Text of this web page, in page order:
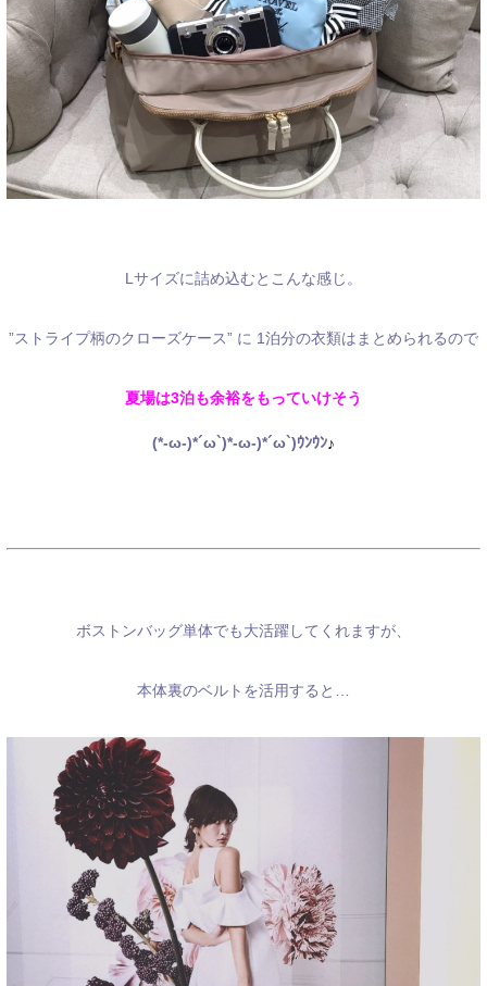
Lサイズに詰め込むとこんな感じ。
”ストライプ柄のクローズケース” に 1泊分の衣類はまとめられるので
夏場は3泊も余裕をもっていけそう
(*-ω-)*´ω`)*-ω-)*´ω`)ｳﾝｳﾝ♪
ボストンバッグ単体でも大活躍してくれますが、
本体裏のベルトを活用すると…